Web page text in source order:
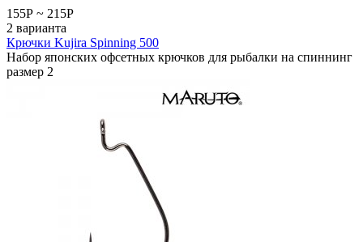
155Р ~ 215Р
2 варианта
Крючки Kujira Spinning 500
Набор японских офсетных крючков для рыбалки на спиннинг
размер 2